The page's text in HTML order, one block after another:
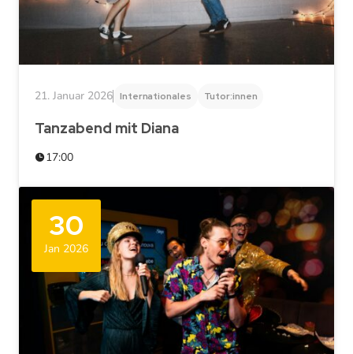
21. Januar 2026 Internationales Tutor:innen
Tanzabend mit Diana
17:00
30
Jan 2026